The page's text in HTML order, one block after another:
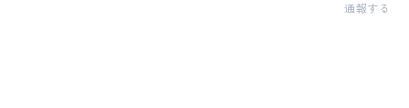
通報する